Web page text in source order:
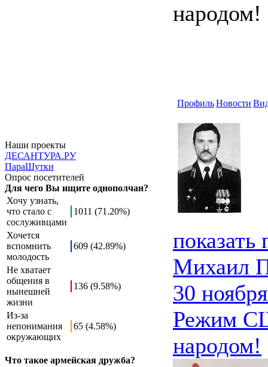
Наши проекты
ДЕСАНТУРА.РУ
ПараШутки
Опрос посетителей
Для чего Вы ищите однополчан?
Хочу узнать,
что стало с
сослуживцами
1011 (71.20%)
Хочется
вспомнить
молодость
609 (42.89%)
Не хватает
общения в
нынешней
жизни
136 (9.58%)
Из-за
непонимания
окружающих
65 (4.58%)
Что такое армейская дружба?
народом!
ПрофильНовости
Михаил
30
Режим
народом!